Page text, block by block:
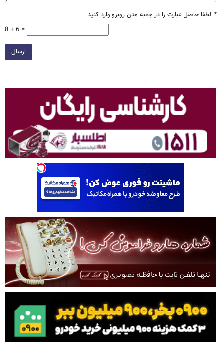
* لطفا حاصل عبارت را در جعبه متن روبرو وارد کنید
8 + 6 =
ارسال